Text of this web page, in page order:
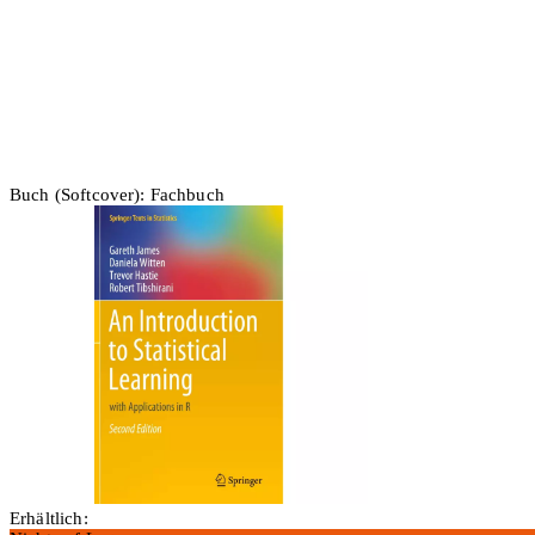
Buch (Softcover): Fachbuch
Erhältlich: